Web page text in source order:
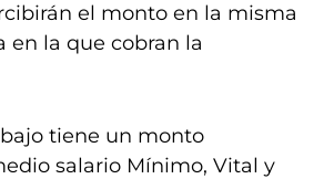
el monto en la misma
en la que cobran la
tiene un monto
salario Mínimo, Vital y